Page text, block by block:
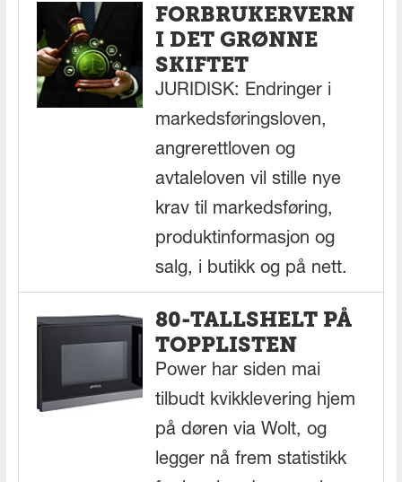
FORBRUKERVERN
I DET GRØNNE
SKIFTET
JURIDISK: Endringer i
markedsføringsloven,
angrerettloven og
avtaleloven vil stille nye
krav til markedsføring,
produktinformasjon og
salg, i butikk og på nett.
80-TALLSHELT PÅ
TOPPLISTEN
Power har siden mai
tilbudt kvikklevering hjem
på døren via Wolt, og
legger nå frem statistikk